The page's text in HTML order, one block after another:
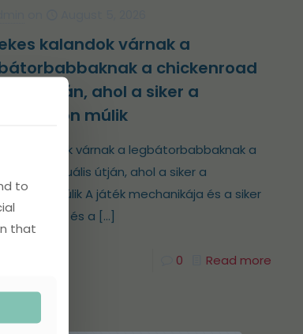
kalandok várnak a
a chickenroad
útján, ahol a siker a
múlik
kalandok várnak a legbátorbabbaknak a
virtuális útján, ahol a siker a
múlik A játék mechanikája és a siker
kockázat és a […]
0 Read more
to
that